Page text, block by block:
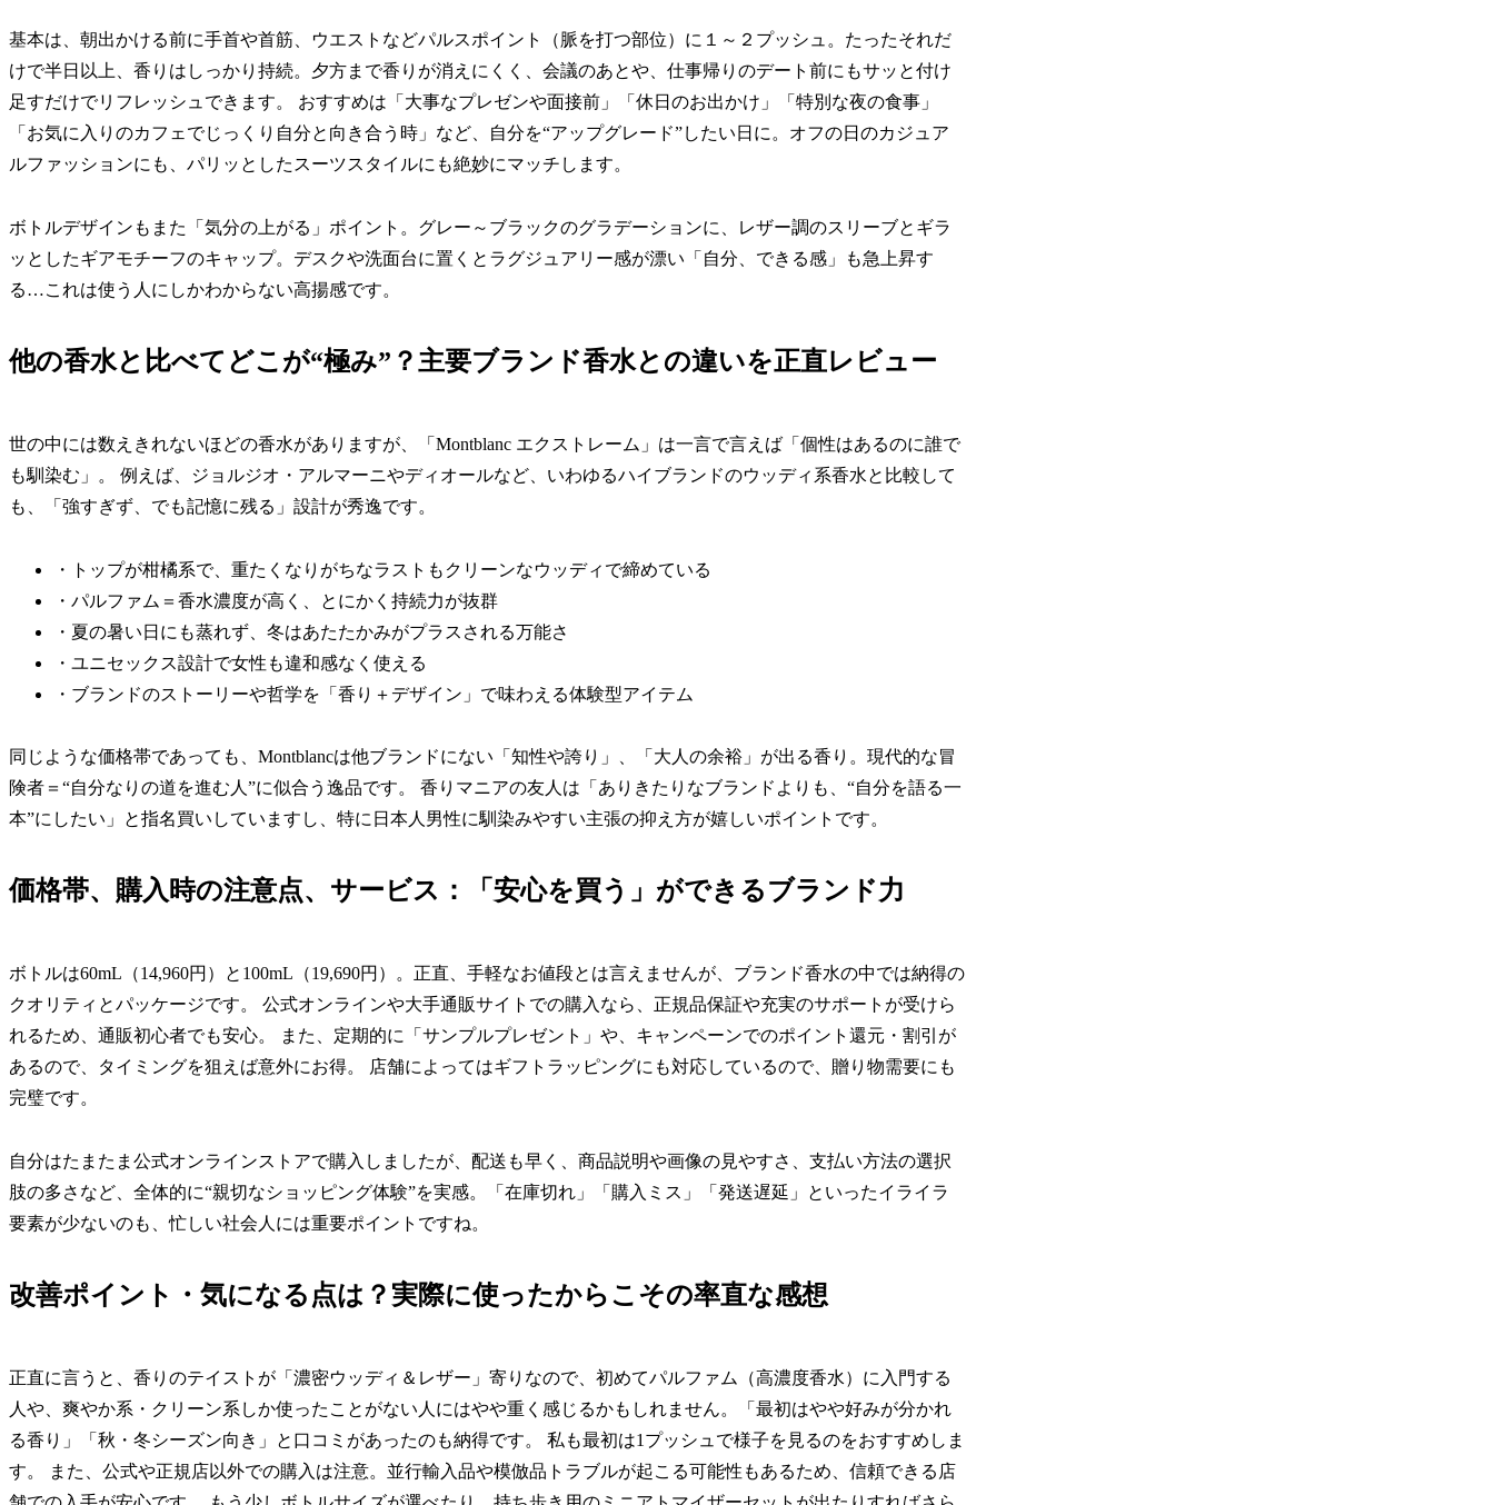
基本は、朝出かける前に手首や首筋、ウエストなどパルスポイント（脈を打つ部位）に１～２プッシュ。たったそれだ
けで半日以上、香りはしっかり持続。夕方まで香りが消えにくく、会議のあとや、仕事帰りのデート前にもサッと付け
足すだけでリフレッシュできます。 おすすめは「大事なプレゼンや面接前」「休日のお出かけ」「特別な夜の食事」
「お気に入りのカフェでじっくり自分と向き合う時」など、自分を“アップグレード”したい日に。オフの日のカジュア
ルファッションにも、パリッとしたスーツスタイルにも絶妙にマッチします。
ボトルデザインもまた「気分の上がる」ポイント。グレー～ブラックのグラデーションに、レザー調のスリーブとギラ
ッとしたギアモチーフのキャップ。デスクや洗面台に置くとラグジュアリー感が漂い「自分、できる感」も急上昇す
る…これは使う人にしかわからない高揚感です。
他の香水と比べてどこが“極み”？主要ブランド香水との違いを正直レビュー
世の中には数えきれないほどの香水がありますが、「Montblanc エクストレーム」は一言で言えば「個性はあるのに誰で
も馴染む」。 例えば、ジョルジオ・アルマーニやディオールなど、いわゆるハイブランドのウッディ系香水と比較して
も、「強すぎず、でも記憶に残る」設計が秀逸です。
・トップが柑橘系で、重たくなりがちなラストもクリーンなウッディで締めている
・パルファム＝香水濃度が高く、とにかく持続力が抜群
・夏の暑い日にも蒸れず、冬はあたたかみがプラスされる万能さ
・ユニセックス設計で女性も違和感なく使える
・ブランドのストーリーや哲学を「香り＋デザイン」で味わえる体験型アイテム
同じような価格帯であっても、Montblancは他ブランドにない「知性や誇り」、「大人の余裕」が出る香り。現代的な冒
険者＝“自分なりの道を進む人”に似合う逸品です。 香りマニアの友人は「ありきたりなブランドよりも、“自分を語る一
本”にしたい」と指名買いしていますし、特に日本人男性に馴染みやすい主張の抑え方が嬉しいポイントです。
価格帯、購入時の注意点、サービス：「安心を買う」ができるブランド力
ボトルは60mL（14,960円）と100mL（19,690円）。正直、手軽なお値段とは言えませんが、ブランド香水の中では納得の
クオリティとパッケージです。 公式オンラインや大手通販サイトでの購入なら、正規品保証や充実のサポートが受けら
れるため、通販初心者でも安心。 また、定期的に「サンプルプレゼント」や、キャンペーンでのポイント還元・割引が
あるので、タイミングを狙えば意外にお得。 店舗によってはギフトラッピングにも対応しているので、贈り物需要にも
完璧です。
自分はたまたま公式オンラインストアで購入しましたが、配送も早く、商品説明や画像の見やすさ、支払い方法の選択
肢の多さなど、全体的に“親切なショッピング体験”を実感。「在庫切れ」「購入ミス」「発送遅延」といったイライラ
要素が少ないのも、忙しい社会人には重要ポイントですね。
改善ポイント・気になる点は？実際に使ったからこその率直な感想
正直に言うと、香りのテイストが「濃密ウッディ＆レザー」寄りなので、初めてパルファム（高濃度香水）に入門する
人や、爽やか系・クリーン系しか使ったことがない人にはやや重く感じるかもしれません。「最初はやや好みが分かれ
る香り」「秋・冬シーズン向き」と口コミがあったのも納得です。 私も最初は1プッシュで様子を見るのをおすすめしま
す。 また、公式や正規店以外での購入は注意。並行輸入品や模倣品トラブルが起こる可能性もあるため、信頼できる店